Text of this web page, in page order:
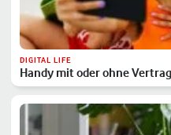
DIGITAL LIFE
Handy mit oder ohne